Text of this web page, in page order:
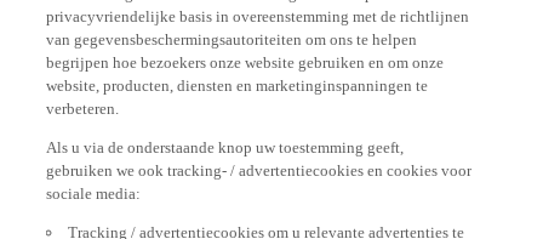
privacyvriendelijke basis in overeenstemming met de richtlijnen
van gegevensbeschermingsautoriteiten om ons te helpen
begrijpen hoe bezoekers onze website gebruiken en om onze
website, producten, diensten en marketinginspanningen te
verbeteren.
Als u via de onderstaande knop uw toestemming geeft,
gebruiken we ook tracking- / advertentiecookies en cookies voor
sociale media:
Tracking / advertentiecookies om u relevante advertenties te